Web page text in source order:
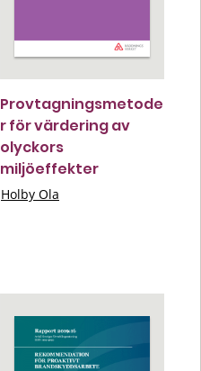
Provtagningsmetode
r för värdering av
olyckors
miljöeffekter
Holby Ola